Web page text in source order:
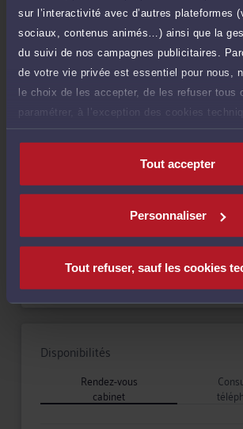
sur l’interactivité avec d’autres plateformes
sociaux, contenus animés…) ainsi que la
du suivi de nos campagnes publicitaires.
de votre vie privée est essentiel pour nous,
le choix de les accepter, de les refuser tous
paramétrer, à l’exception des cookies
nécessaires au fonctionnement du site.
Tout accepter
Personnaliser
Tout refuser, sauf les cookies
de 1.000 caractères)
Poser une
Consultation écrite
Etude de votre dossier + possibilité
Langues
Disponibilités
Rendez-vous
cabinet